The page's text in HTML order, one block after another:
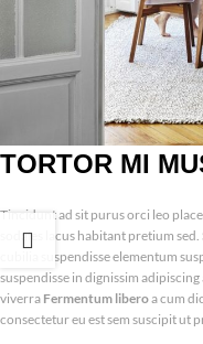
TORTOR MI
Tincidunt ad sit purus orci leo
sodales lacus habitant pretium
cubilia suspendisse elementum
suspendisse in dignissim
viverra Fermentum liberoa cum
consectetur eu est sem suscipit ut